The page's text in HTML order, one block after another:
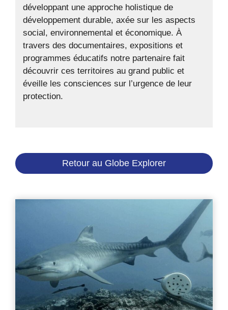
développant une approche holistique de
développement durable, axée sur les aspects
social, environnemental et économique. À
travers des documentaires, expositions et
programmes éducatifs notre partenaire fait
découvrir ces territoires au grand public et
éveille les consciences sur l’urgence de leur
protection.
Retour au Globe Explorer